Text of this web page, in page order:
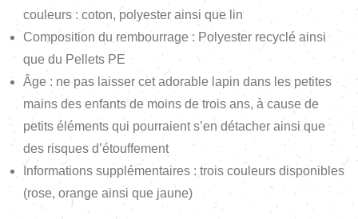
couleurs : coton, polyester ainsi que lin
Composition du rembourrage : Polyester recyclé ainsi
que du Pellets PE
Âge : ne pas laisser cet adorable lapin dans les petites
mains des enfants de moins de trois ans, à cause de
petits éléments qui pourraient s’en détacher ainsi que
des risques d’étouffement
Informations supplémentaires : trois couleurs disponibles
(rose, orange ainsi que jaune)